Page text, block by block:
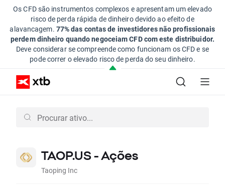
Os CFD são instrumentos complexos e apresentam um elevado
risco de perda rápida de dinheiro devido ao efeito de
alavancagem. 77% das contas de investidores não profissionais
perdem dinheiro quando negoceiam CFD com este distribuidor.
Deve considerar se compreende como funcionam os CFD e se
pode correr o elevado risco de perda do seu dinheiro.
TAOP.US - Ações
Taoping Inc